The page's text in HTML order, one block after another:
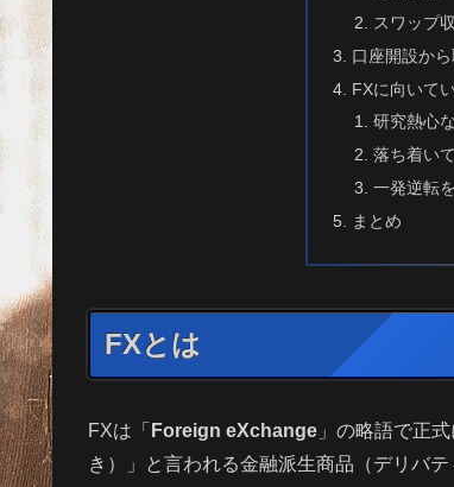
スワップ
口座開設か
FXに向いて
研究熱心
落ち着い
一発逆転
まとめ
FXとは
FXは「 Foreign eXchange 」の略語で正式
き）」と言われる金融派生商品（デリバテ